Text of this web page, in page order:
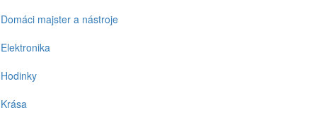
Domáci majster a nástroje
Elektronika
Hodinky
Krása